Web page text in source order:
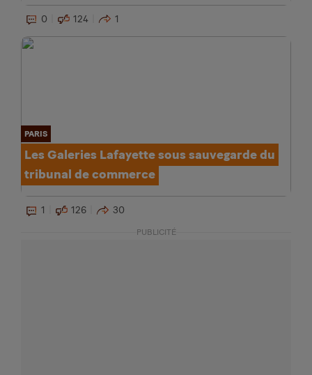
0 124 1
PARIS
Les Galeries Lafayette sous sauvegarde du
tribunal de commerce
1 126 30
PUBLICITÉ